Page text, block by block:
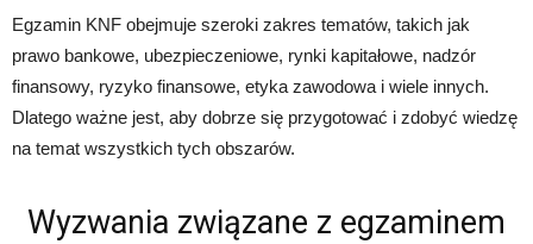
Egzamin KNF obejmuje szeroki zakres tematów, takich jak
prawo bankowe, ubezpieczeniowe, rynki kapitałowe, nadzór
finansowy, ryzyko finansowe, etyka zawodowa i wiele innych.
Dlatego ważne jest, aby dobrze się przygotować i zdobyć wiedzę
na temat wszystkich tych obszarów.
Wyzwania związane z egzaminem